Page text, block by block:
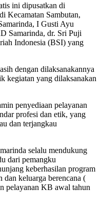
ini dipusatkan di
Kecamatan Sambutan,
I Gusti Ayu
Samarinda, dr. Sri Puji
Indonesia (BSI) yang
dengan dilaksanakannya
kegiatan yang dilaksanakan
penyediaan pelayanan
profesi dan etik, yang
dan terjangkau
selalu mendukung
dari pemangku
keberhasilan program
dan keluarga berencana (
pelayanan KB awal tahun